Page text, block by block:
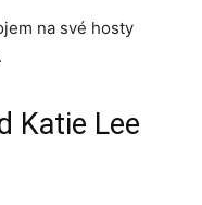
na své hosty
Katie Lee